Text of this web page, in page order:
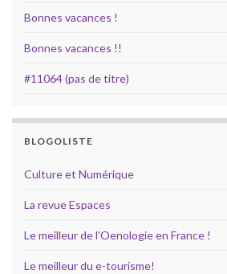
Bonnes vacances !
Bonnes vacances !!
#11064 (pas de titre)
BLOGOLISTE
Culture et Numérique
La revue Espaces
Le meilleur de l'Oenologie en France !
Le meilleur du e-tourisme!